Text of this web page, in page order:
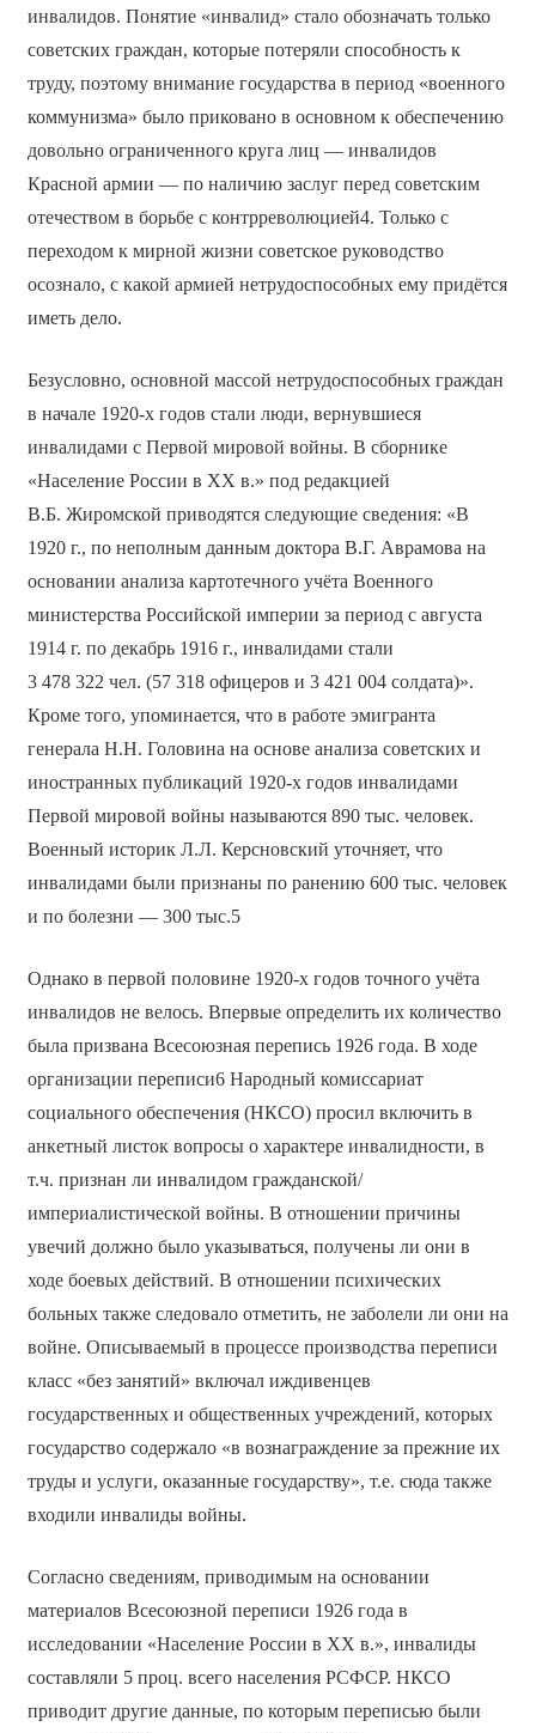
инвалидов. Понятие «инвалид» стало обозначать только
советских граждан, которые потеряли способность к
труду, поэтому внимание государства в период «военного
коммунизма» было приковано в основном к обеспечению
довольно ограниченного круга лиц — инвалидов
Красной армии — по наличию заслуг перед советским
отечеством в борьбе с контрреволюцией4. Только с
переходом к мирной жизни советское руководство
осознало, с какой армией нетрудоспособных ему придётся
иметь дело.
Безусловно, основной массой нетрудоспособных граждан
в начале 1920-х годов стали люди, вернувшиеся
инвалидами с Первой мировой войны. В сборнике
«Население России в XX в.» под редакцией
В.Б. Жиромской приводятся следующие сведения: «В
1920 г., по неполным данным доктора В.Г. Аврамова на
основании анализа картотечного учёта Военного
министерства Российской империи за период с августа
1914 г. по декабрь 1916 г., инвалидами стали
3 478 322 чел. (57 318 офицеров и 3 421 004 солдата)».
Кроме того, упоминается, что в работе эмигранта
генерала Н.Н. Головина на основе анализа советских и
иностранных публикаций 1920-х годов инвалидами
Первой мировой войны называются 890 тыс. человек.
Военный историк Л.Л. Керсновский уточняет, что
инвалидами были признаны по ранению 600 тыс. человек
и по болезни — 300 тыс.5
Однако в первой половине 1920-х годов точного учёта
инвалидов не велось. Впервые определить их количество
была призвана Всесоюзная перепись 1926 года. В ходе
организации переписи6 Народный комиссариат
социального обеспечения (НКСО) просил включить в
анкетный листок вопросы о характере инвалидности, в
т.ч. признан ли инвалидом гражданской/
империалистической войны. В отношении причины
увечий должно было указываться, получены ли они в
ходе боевых действий. В отношении психических
больных также следовало отметить, не заболели ли они на
войне. Описываемый в процессе производства переписи
класс «без занятий» включал иждивенцев
государственных и общественных учреждений, которых
государство содержало «в вознаграждение за прежние их
труды и услуги, оказанные государству», т.е. сюда также
входили инвалиды войны.
Согласно сведениям, приводимым на основании
материалов Всесоюзной переписи 1926 года в
исследовании «Население России в ХХ в.», инвалиды
составляли 5 проц. всего населения РСФСР. НКСО
приводит другие данные, по которым переписью были